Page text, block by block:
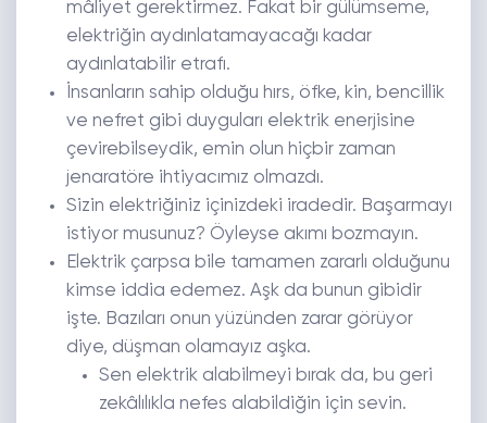
mâliyet gerektirmez. Fakat bir gülümseme,
elektriğin aydınlatamayacağı kadar
aydınlatabilir etrafı.
İnsanların sahip olduğu hırs, öfke, kin, bencillik
ve nefret gibi duyguları elektrik enerjisine
çevirebilseydik, emin olun hiçbir zaman
jenaratöre ihtiyacımız olmazdı.
Sizin elektriğiniz içinizdeki iradedir. Başarmayı
istiyor musunuz? Öyleyse akımı bozmayın.
Elektrik çarpsa bile tamamen zararlı olduğunu
kimse iddia edemez. Aşk da bunun gibidir
işte. Bazıları onun yüzünden zarar görüyor
diye, düşman olamayız aşka.
Sen elektrik alabilmeyi bırak da, bu geri
zekâlılıkla nefes alabildiğin için sevin.